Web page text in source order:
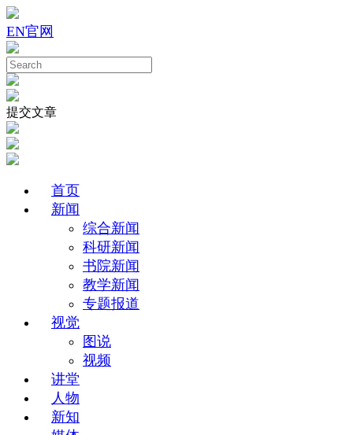
EN官网
提交文章
首页
新闻
综合新闻
科研新闻
书院新闻
教学新闻
专题报道
视觉
图说
视频
讲堂
人物
新知